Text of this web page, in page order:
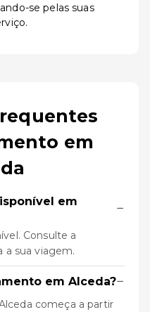
se pelas suas
em
em
−
Consulte a
a sua viagem.
em Alceda?−
começa a partir